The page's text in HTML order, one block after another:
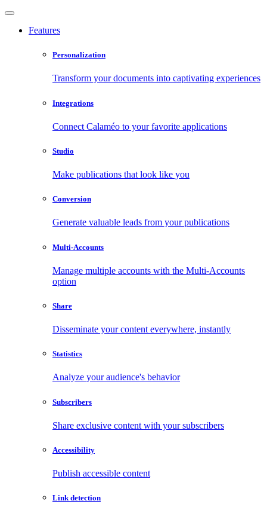
Features
Personalization
Transform your documents into captivating experiences
Integrations
Connect Calaméo to your favorite applications
Studio
Make publications that look like you
Conversion
Generate valuable leads from your publications
Multi-Accounts
Manage multiple accounts with the Multi-Accounts
option
Share
Disseminate your content everywhere, instantly
Statistics
Analyze your audience's behavior
Subscribers
Share exclusive content with your subscribers
Accessibility
Publish accessible content
Link detection